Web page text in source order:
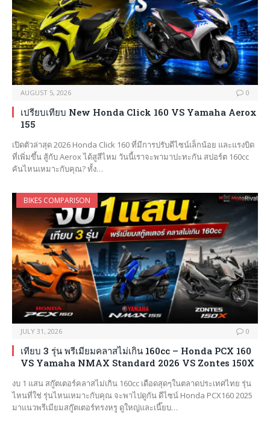
AUGUST 5, 2026 0
เปรียบเทียบ New Honda Click 160 VS Yamaha Aerox
155
เปิดตัวล่าสุด 2026 Honda Click 160 ที่มีการปรับดีไซน์เล็กน้อย และแรงบิด
ที่เพิ่มขึ้น สู้กับ Aerox ได้สูสีไหม วันนี้เราจะพามาปะทะกัน สปอร์ต 160cc
คันไหนเหมาะกับคุณ? ทั้ง…
BIKES COMPARISON
JULY 31, 2026 0
เทียบ 3 รุ่น พรีเมียมคลาสไม่เกิน 160cc – Honda PCX 160
VS Yamaha NMAX Standard 2026 VS Zontes 150X
งบ 1 แสน สกู๊ตเตอร์คลาสไม่เกิน 160cc เดือดสุดๆในตลาดประเทศไทย รุ่น
ไหนที่ใช่ รุ่นไหนเหมาะกับคุณ จะพาไปดูกัน ดีไซน์ Honda PCX160 2025
มาแนวพรีเมียมสกู๊ตเตอร์ทรงหรู ดูใหญ่และเนี๊ยบ…